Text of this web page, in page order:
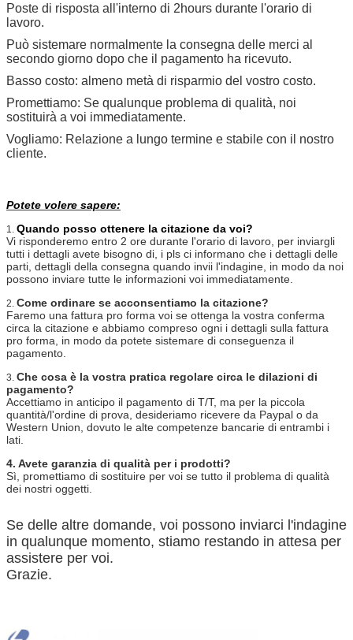
Poste di risposta all'interno di 2hours durante l'orario di
lavoro.
Può sistemare normalmente la consegna delle merci al
secondo giorno dopo che il pagamento ha ricevuto.
Basso costo: almeno metà di risparmio del vostro costo.
Promettiamo: Se qualunque problema di qualità, noi
sostituirà a voi immediatamente.
Vogliamo: Relazione a lungo termine e stabile con il nostro
cliente.
Potete volere sapere:
1. Quando posso ottenere la citazione da voi?
Vi risponderemo entro 2 ore durante l'orario di lavoro, per inviargli
tutti i dettagli avete bisogno di, i pls ci informano che i dettagli delle
parti, dettagli della consegna quando invii l'indagine, in modo da noi
possono inviare tutte le informazioni voi immediatamente.
2. Come ordinare se acconsentiamo la citazione?
Faremo una fattura pro forma voi se ottenga la vostra conferma
circa la citazione e abbiamo compreso ogni i dettagli sulla fattura
pro forma, in modo da potete sistemare di conseguenza il
pagamento.
3. Che cosa è la vostra pratica regolare circa le dilazioni di
pagamento?
Accettiamo in anticipo il pagamento di T/T, ma per la piccola
quantità/l'ordine di prova, desideriamo ricevere da Paypal o da
Western Union, dovuto le alte competenze bancarie di entrambi i
lati.
4. Avete garanzia di qualità per i prodotti?
Sì, promettiamo di sostituire per voi se tutto il problema di qualità
dei nostri oggetti.
Se delle altre domande, voi possono inviarci l'indagine
in qualunque momento, stiamo restando in attesa per
assistere per voi.
Grazie.